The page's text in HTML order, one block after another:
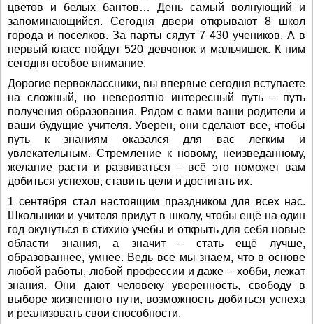
цветов и белых бантов… День самый волнующий и
запоминающийся. Сегодня двери открывают 8 школ
города и поселков. За парты сядут 7 430 учеников. А в
первый класс пойдут 520 девчонок и мальчишек. К ним
сегодня особое внимание.
Дорогие первоклассники, вы впервые сегодня вступаете
на сложный, но невероятно интересный путь – путь
получения образования. Рядом с вами ваши родители и
ваши будущие учителя. Уверен, они сделают все, чтобы
путь к знаниям оказался для вас легким и
увлекательным. Стремление к новому, неизведанному,
желание расти и развиваться – всё это поможет вам
добиться успехов, ставить цели и достигать их.
1 сентября стал настоящим праздником для всех нас.
Школьники и учителя придут в школу, чтобы ещё на один
год окунуться в стихию учебы и открыть для себя новые
области знания, а значит – стать ещё лучше,
образованнее, умнее. Ведь все мы знаем, что в основе
любой работы, любой профессии и даже – хобби, лежат
знания. Они дают человеку уверенность, свободу в
выборе жизненного пути, возможность добиться успеха
и реализовать свои способности.